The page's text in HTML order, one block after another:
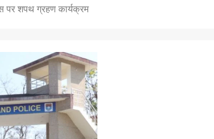
पर शपथ ग्रहण कार्यक्रम